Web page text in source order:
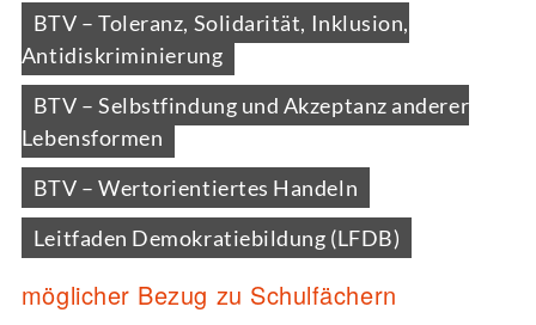
BTV – Toleranz, Solidarität, Inklusion,
Antidiskriminierung
BTV – Selbstfindung und Akzeptanz anderer
Lebensformen
BTV – Wertorientiertes Handeln
Leitfaden Demokratiebildung (LFDB)
möglicher Bezug zu Schulfächern